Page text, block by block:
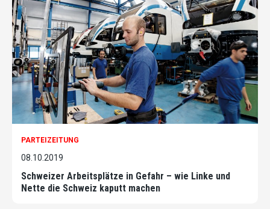
PARTEIZEITUNG
08.10.2019
Schweizer Arbeitsplätze in Gefahr – wie Linke und
Nette die Schweiz kaputt machen